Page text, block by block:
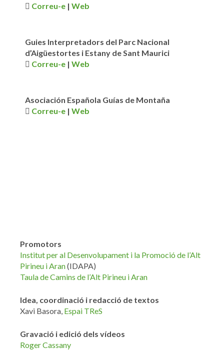
Correu-e | Web
Guies Interpretadors del Parc Nacional
d’Aigüestortes i Estany de Sant Maurici
Correu-e | Web
Asociación Española Guías de Montaña
Correu-e | Web
Promotors
Institut per al Desenvolupament i la Promoció de l’Alt
Pirineu i Aran(IDAPA)
Taula de Camins de l’Alt Pirineu i Aran
Idea, coordinació i redacció de textos
Xavi Basora, Espai TReS
Gravació i edició dels vídeos
Roger Cassany